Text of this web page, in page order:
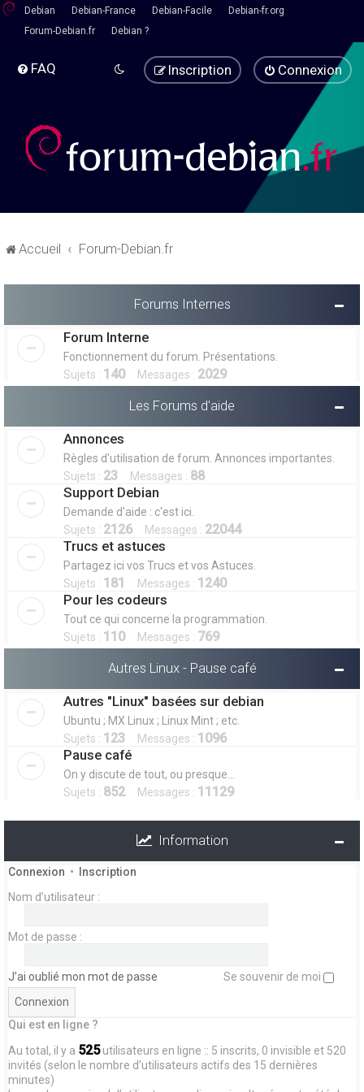
Debian Debian-France Debian-Facile
Debian-fr.org
Forum-Debian.fr
Debian ?
FAQ Connexion
Inscription
Accueil Forum-Debian.fr
Forums Internes
Forum Interne
Fonctionnement du forum. Présentations.
Sujets : 140Messages : 2029
Les Forums d'aide
Annonces
Règles d'utilisation de forum. Annonces importantes.
Sujets : 23 Messages : 88
Support Debian
Demande d'aide : c'est ici.
Sujets : 2126Messages : 22044
Trucs et astuces
Partagez ici vos Trucs et vos Astuces.
Sujets : 181 Messages : 1240
Pour les codeurs
Tout ce qui concerne la programmation.
Sujets : 110Messages : 769
Autres Linux - Pause café
Autres "Linux" basées sur debian
Ubuntu ; MX Linux ; Linux Mint ; etc.
Sujets : 123 Messages : 1096
Pause café
On y discute de tout, ou presque...
Sujets : 852Messages : 11129
Information
Connexion •
Inscription
Nom d’utilisateur :
Mot de passe :
J’ai oublié mon mot de passe Se souvenir de moi
Qui est en ligne ?
Au total, il y a 525utilisateurs en ligne :: 5 inscrits, 0 invisible et 520
invités (selon le nombre d’utilisateurs actifs des 15 dernières
minutes)